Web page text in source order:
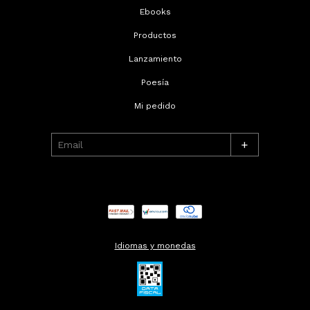
Ebooks
Productos
Lanzamiento
Poesía
Mi pedido
+
Idiomas y monedas